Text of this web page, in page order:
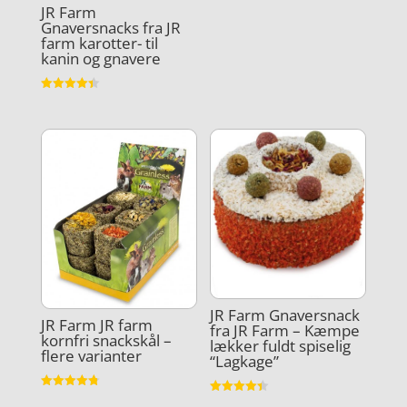
JR Farm
Gnaversnacks fra JR
farm karotter- til
kanin og gnavere
JR Farm JR farm
kornfri snackskål –
flere varianter
JR Farm Gnaversnack
fra JR Farm – Kæmpe
lækker fuldt spiselig
“Lagkage”